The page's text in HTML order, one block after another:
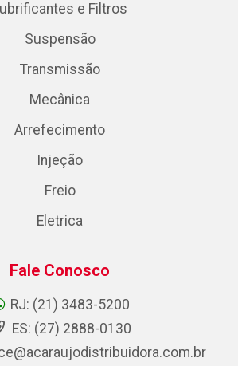
e Filtros
Suspensão
Transmissão
Mecânica
Arrefecimento
Injeção
Freio
Eletrica
Fale Conosco
RJ: (21) 3483-5200
ES: (27) 2888-0130